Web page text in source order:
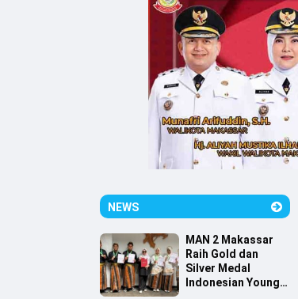
NEWS
MAN 2 Makassar
Raih Gold dan
Silver Medal
Indonesian Young